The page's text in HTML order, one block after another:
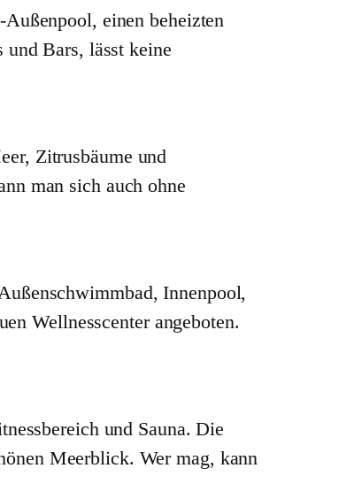
einen beheizten
und Bars, lässt keine
Zitrusbäume und
man sich auch ohne
Innenpool,
Wellnesscenter angeboten.
und Sauna. Die
Meerblick. Wer mag, kann